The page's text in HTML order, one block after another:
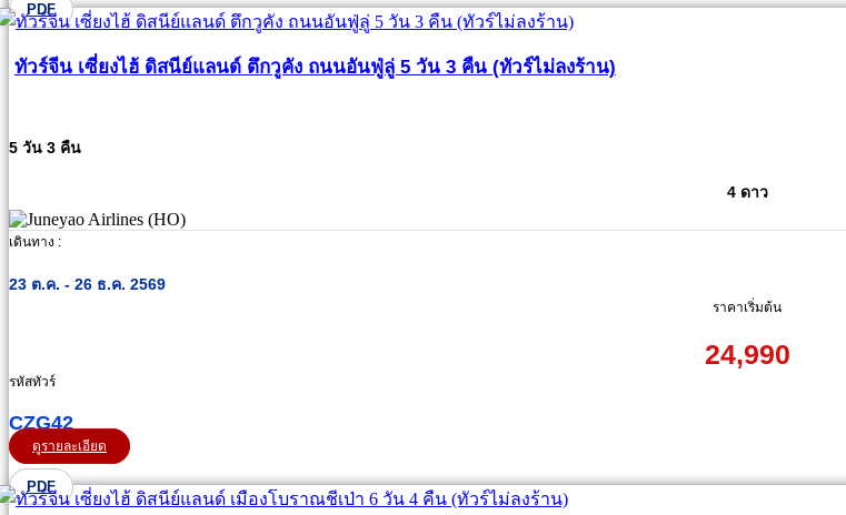
PDF
ทัวร์จีน เซี่ยงไฮ้ ดิสนีย์แลนด์ ตึกวูคัง ถนนอันฟู่ลู่ 5 วัน 3 คืน (ทัวร์ไม่ลงร้าน)
5 วัน 3 คืน
4 ดาว
เดินทาง :
23 ต.ค. - 26 ธ.ค. 2569
ราคาเริ่มต้น
24,990
รหัสทัวร์
CZG42
ดูรายละเอียด
PDF